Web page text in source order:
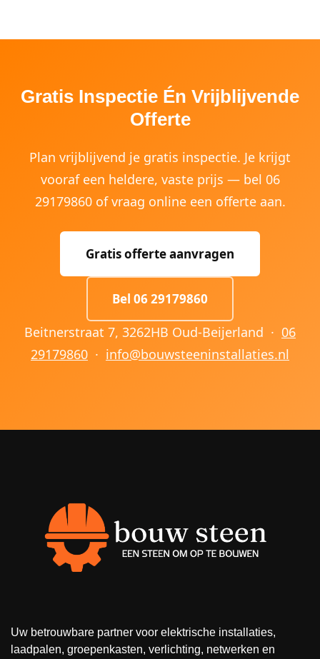
Gratis Inspectie Én Vrijblijvende
Offerte
Plan vrijblijvend je gratis inspectie. Je krijgt
vooraf een heldere, vaste prijs — bel 06
29179860 of vraag online een offerte aan.
Gratis offerte aanvragen
Bel 06 29179860
Beitnerstraat 7, 3262HB Oud-Beijerland · 06
29179860 · info@bouwsteeninstallaties.nl
Uw betrouwbare partner voor elektrische installaties,
laadpalen, groepenkasten, verlichting, netwerken en